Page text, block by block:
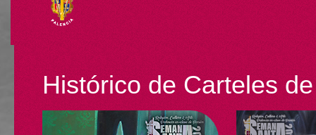
Histórico de Carteles